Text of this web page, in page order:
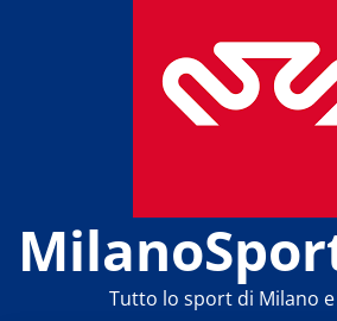
Tutto lo sport di Milano